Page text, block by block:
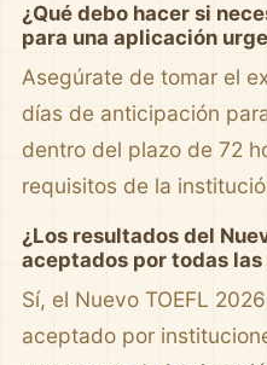
¿Qué debo hacer si
para una aplicación
Asegúrate de tomar el
días de anticipación
dentro del plazo de 72
requisitos de la
¿Los resultados del
aceptados por todas
Sí, el Nuevo TOEFL
aceptado por